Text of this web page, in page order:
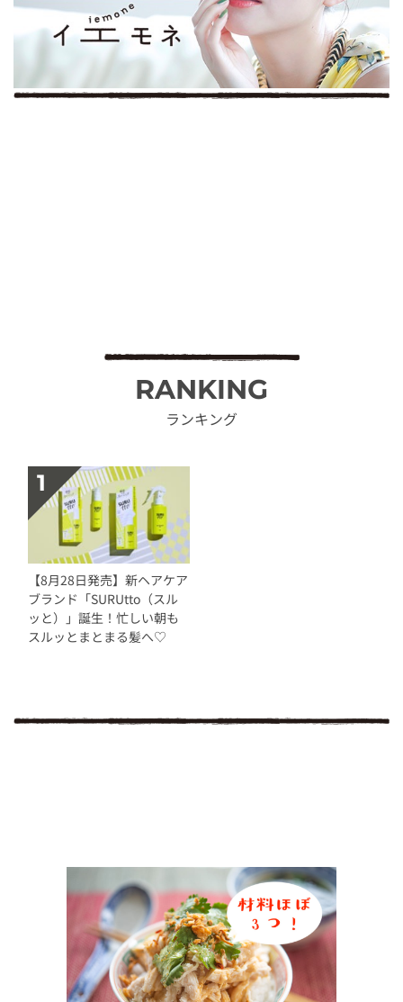
RANKING
ランキング
【8月28日発売】新ヘアケア
ブランド「SURUtto（スル
ッと）」誕生！忙しい朝も
スルッとまとまる髪へ♡